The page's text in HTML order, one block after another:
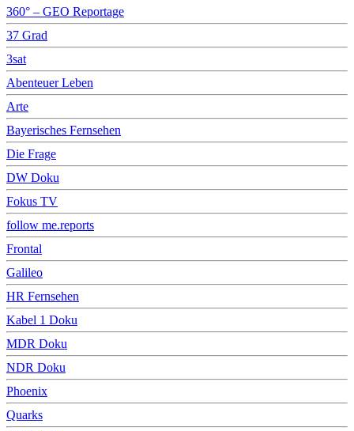
360° – GEO Reportage
37 Grad
3sat
Abenteuer Leben
Arte
Bayerisches Fernsehen
Die Frage
DW Doku
Fokus TV
follow me.reports
Frontal
Galileo
HR Fernsehen
Kabel 1 Doku
MDR Doku
NDR Doku
Phoenix
Quarks